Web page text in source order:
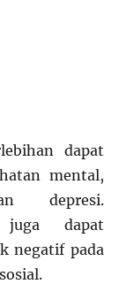
dapat
mental,
depresi.
juga dapat
negatif pada